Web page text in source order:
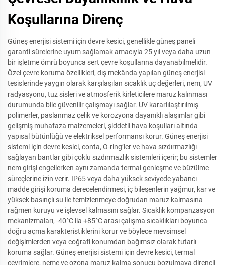
Koşullarına Direnç
Güneş enerjisi sistemi için devre kesici, genellikle güneş paneli
garanti sürelerine uyum sağlamak amacıyla 25 yıl veya daha uzun
bir işletme ömrü boyunca sert çevre koşullarına dayanabilmelidir.
Özel çevre koruma özellikleri, dış mekânda yapılan güneş enerjisi
tesislerinde yaygın olarak karşılaşılan sıcaklık uç değerleri, nem, UV
radyasyonu, tuz sisleri ve atmosferik kirleticilere maruz kalınması
durumunda bile güvenilir çalışmayı sağlar. UV kararlılaştırılmış
polimerler, paslanmaz çelik ve korozyona dayanıklı alaşımlar gibi
gelişmiş muhafaza malzemeleri, şiddetli hava koşulları altında
yapısal bütünlüğü ve elektriksel performansı korur. Güneş enerjisi
sistemi için devre kesici, conta, O-ring’ler ve hava sızdırmazlığı
sağlayan bantlar gibi çoklu sızdırmazlık sistemleri içerir; bu sistemler
nem girişi engellerken aynı zamanda termal genleşme ve büzülme
süreçlerine izin verir. IP65 veya daha yüksek seviyede yabancı
madde girişi koruma derecelendirmesi, iç bileşenlerin yağmur, kar ve
yüksek basınçlı su ile temizlenmeye doğrudan maruz kalmasına
rağmen kuruyu ve işlevsel kalmasını sağlar. Sıcaklık kompanzasyon
mekanizmaları, -40°C ila +85°C arası çalışma sıcaklıkları boyunca
doğru açma karakteristiklerini korur ve böylece mevsimsel
değişimlerden veya coğrafi konumdan bağımsız olarak tutarlı
koruma sağlar. Güneş enerjisi sistemi için devre kesici, termal
çevrimlere, neme ve ozona maruz kalma sonucu bozulmaya dirençli